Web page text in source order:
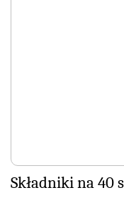
Składniki na 40